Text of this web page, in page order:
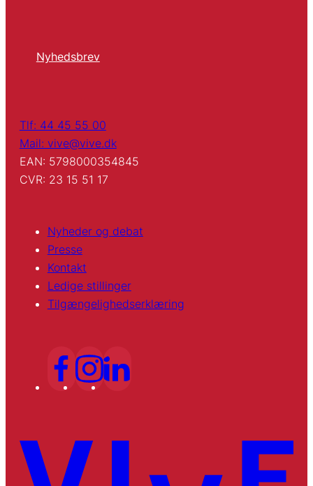
Nyhedsbrev
Tlf: 44 45 55 00
Mail: vive@vive.dk
EAN: 5798000354845
CVR: 23 15 51 17
Nyheder og debat
Presse
Kontakt
Ledige stillinger
Tilgængelighedserklæring